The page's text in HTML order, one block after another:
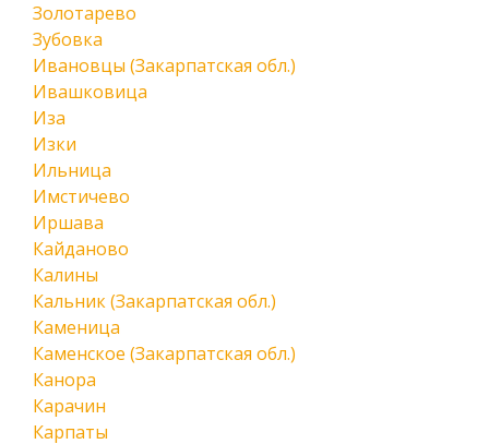
Золотарево
Зубовка
Ивановцы (Закарпатская обл.)
Ивашковица
Иза
Изки
Ильница
Имстичево
Иршава
Кайданово
Калины
Кальник (Закарпатская обл.)
Каменица
Каменское (Закарпатская обл.)
Канора
Карачин
Карпаты